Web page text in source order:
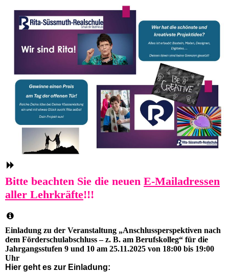
Bitte beachten Sie die neuen E-Mailadressen
aller Lehrkräfte!!!
Einladung zu der Veranstaltung „Anschlussperspektiven nach
dem Förderschulabschluss – z. B. am Berufskolleg“ für die
Jahrgangsstufen 9 und 10 am 25.11.2025 von 18:00 bis 19:00
Uhr
Hier geht es zur Einladung: